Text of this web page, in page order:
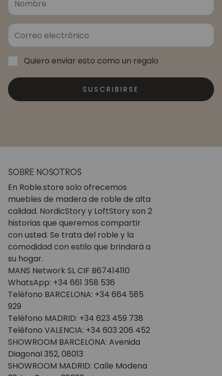
Quiero enviar esto como un regalo
SUSCRIBIRSE
SOBRE NOSOTROS
En Roble.store solo ofrecemos
muebles de madera de roble de alta
calidad. NordicStory y LoftStory son 2
historias que queremos compartir
con usted. Se trata del roble y la
comodidad con estilo que brindará a
su hogar.
MANS Network SL CIF B67414110
WhatsApp: +34 661 358 536
Teléfono BARCELONA: +34 664 585
929
Teléfono MADRID: +34 623 459 738
Teléfono VALENCIA: +34 603 206 452
SHOWROOM BARCELONA: Avenida
Diagonal 352, 08013
SHOWROOM MADRID: Calle Modena